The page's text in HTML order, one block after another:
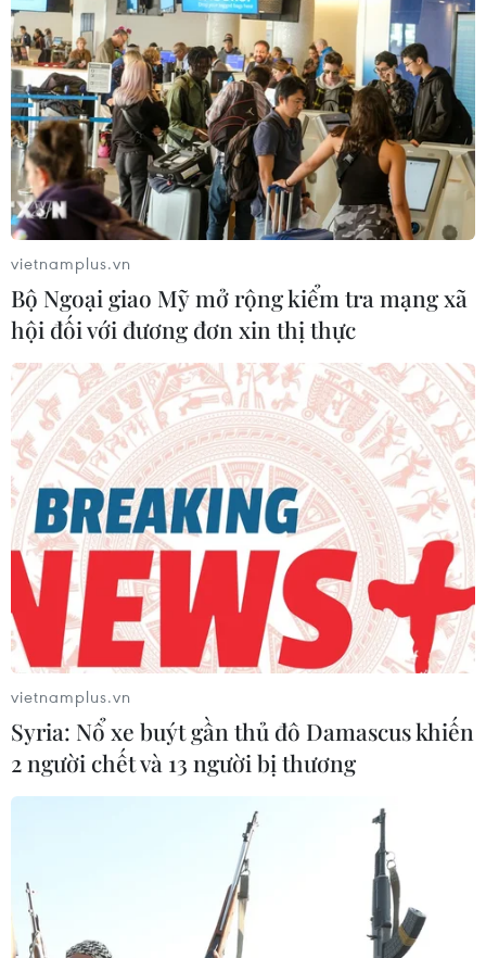
thể hiện rõ vai trò của một Đảng cầm quyền, lãnh đạo,
đưa đất nước phát triển nhanh, bền vững.
vietnamplus.vn
Bộ Ngoại giao Mỹ mở rộng kiểm tra mạng xã
hội đối với đương đơn xin thị thực
vietnamplus.vn
Syria: Nổ xe buýt gần thủ đô Damascus khiến
2 người chết và 13 người bị thương